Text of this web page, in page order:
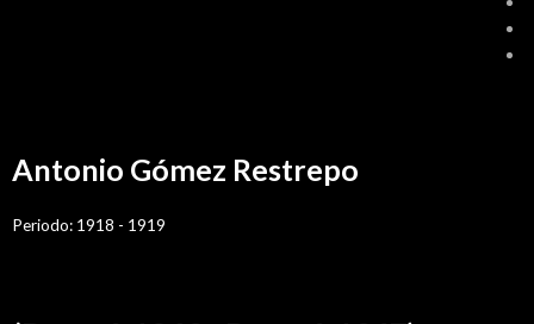
Antonio Gómez Restrepo
Periodo: 1918 - 1919